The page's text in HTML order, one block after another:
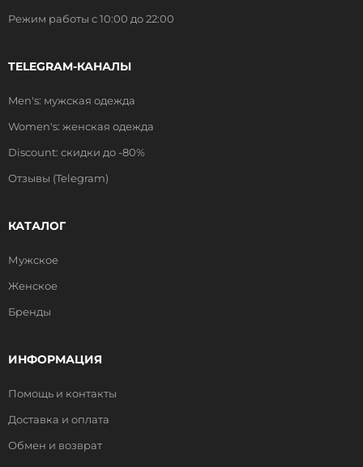
Режим работы с 10:00 до 22:00
TELEGRAM-КАНАЛЫ
Men's: мужская одежда
Women's: женская одежда
Discount: скидки до -80%
Отзывы (Telegram)
КАТАЛОГ
Мужское
Женское
Бренды
ИНФОРМАЦИЯ
Помощь и контакты
Доставка и оплата
Обмен и возврат